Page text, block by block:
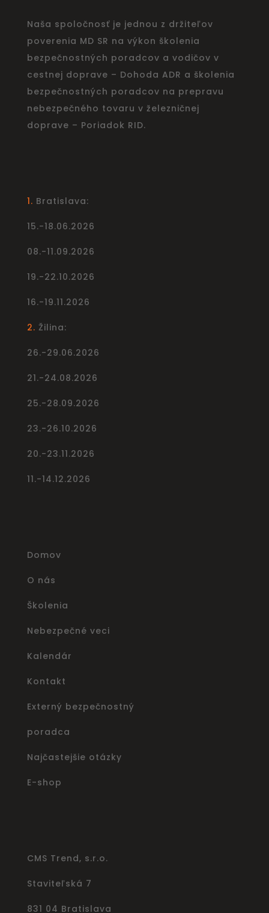
Naša spoločnosť je jednou z držiteľov
poverenia MD SR na výkon školenia
bezpečnostných poradcov a vodičov v
cestnej doprave – Dohoda ADR a školenia
bezpečnostných poradcov na prepravu
nebezpečného tovaru v železničnej
doprave – Poriadok RID.
1. Bratislava:
15.-18.06.2026
08.-11.09.2026
19.-22.10.2026
16.-19.11.2026
2. Žilina:
26.-29.06.2026
21.-24.08.2026
25.-28.09.2026
23.-26.10.2026
20.-23.11.2026
11.-14.12.2026
Domov
O nás
Školenia
Nebezpečné veci
Kalendár
Kontakt
Externý bezpečnostný
poradca
Najčastejšie otázky
E-shop
CMS Trend, s.r.o.
Staviteľská 7
831 04 Bratislava